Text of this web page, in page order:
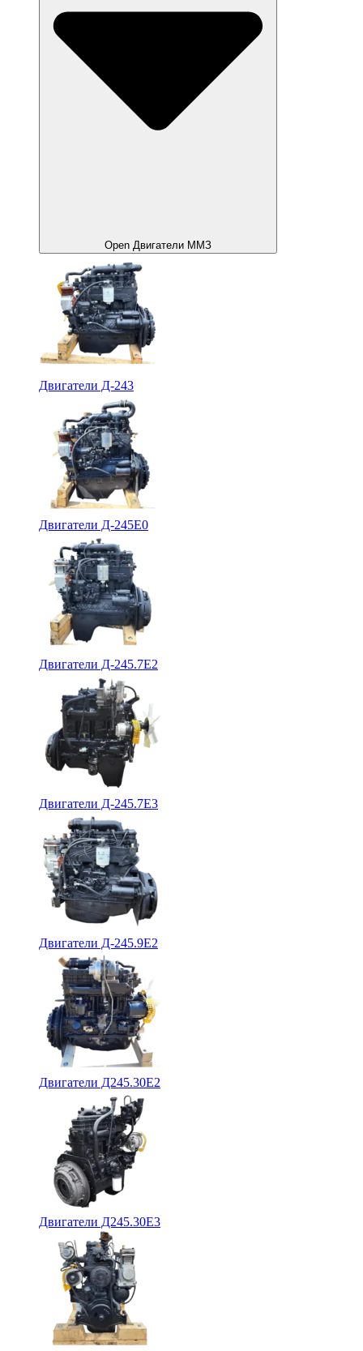
Open Двигатели ММЗ
Двигатели Д-243
Двигатели Д-245Е0
Двигатели Д-245.7Е2
Двигатели Д-245.7Е3
Двигатели Д-245.9Е2
Двигатели Д245.30Е2
Двигатели Д245.30Е3